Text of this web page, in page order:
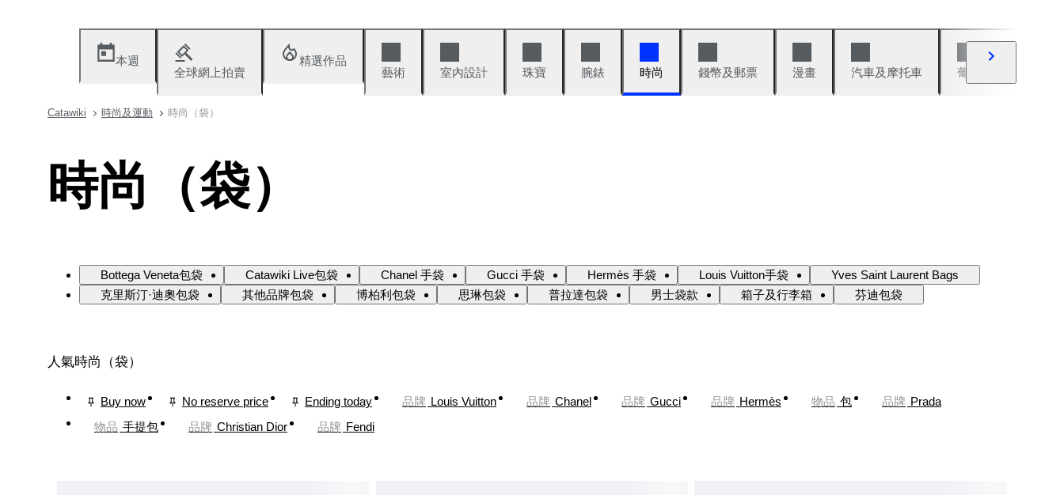
本週
全球網上拍賣
精選作品
藝術
室內設計 珠寶 腕錶 時尚 錢幣及郵票 漫畫 汽車及摩托車 葡萄酒與烈酒
Catawiki 時尚及運動 時尚（袋）
時尚（袋）
Bottega Veneta包袋 Catawiki Live包袋 Chanel 手袋 Gucci 手袋 Hermès 手袋 Louis Vuitton手袋
Yves Saint Laurent Bags
克里斯汀·迪奧包袋
其他品牌包袋 博柏利包袋 思琳包袋 普拉達包袋 男士袋款 箱子及行李箱 芬迪包袋
人氣時尚（袋）
Buy now No reserve price Ending today 品牌 Louis Vuitton 品牌 Chanel 品牌 Gucci 品牌 Hermès 物品 包 品牌 Prada
物品 手提包 品牌 Christian Dior 品牌 Fendi